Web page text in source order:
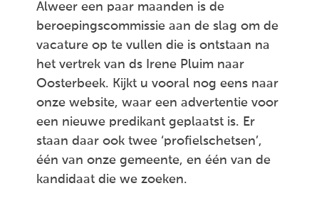
Alweer een paar maanden is de
beroepingscommissie aan de slag om de
vacature op te vullen die is ontstaan na
het vertrek van ds Irene Pluim naar
Oosterbeek. Kijkt u vooral nog eens naar
onze website, waar een advertentie voor
een nieuwe predikant geplaatst is. Er
staan daar ook twee ‘profielschetsen’,
één van onze gemeente, en één van de
kandidaat die we zoeken.